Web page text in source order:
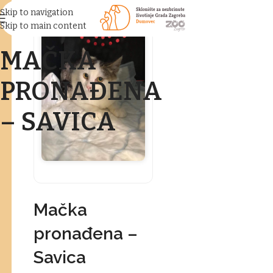
Skip to navigation
Skip to main content
MAČKA
PRONAĐENA
– SAVICA
Mačka
pronađena –
Savica